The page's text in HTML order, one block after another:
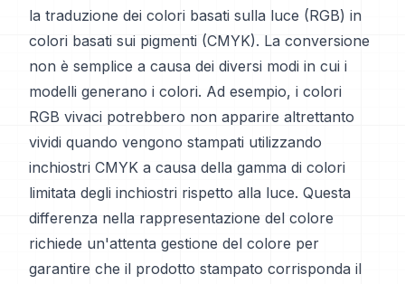
la traduzione dei colori basati sulla luce (RGB) in
colori basati sui pigmenti (CMYK). La conversione
non è semplice a causa dei diversi modi in cui i
modelli generano i colori. Ad esempio, i colori
RGB vivaci potrebbero non apparire altrettanto
vividi quando vengono stampati utilizzando
inchiostri CMYK a causa della gamma di colori
limitata degli inchiostri rispetto alla luce. Questa
differenza nella rappresentazione del colore
richiede un'attenta gestione del colore per
garantire che il prodotto stampato corrisponda il